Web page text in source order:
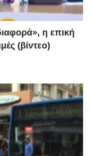
η επική
(βίντεο)